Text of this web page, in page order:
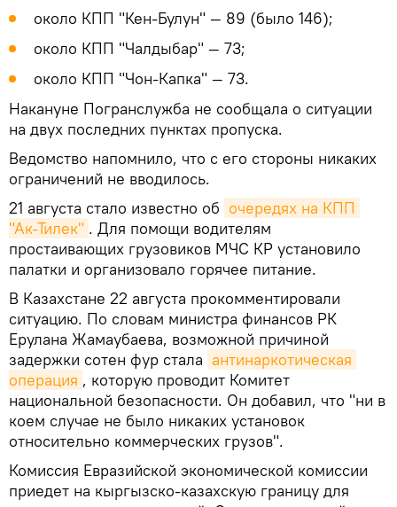
около КПП "Кен-Булун" — 89 (было 146);
около КПП "Чалдыбар" — 73;
около КПП "Чон-Капка" — 73.
Накануне Погранслужба не сообщала о ситуации
на двух последних пунктах пропуска.
Ведомство напомнило, что с его стороны никаких
ограничений не вводилось.
21 августа стало известно об очередях на КПП
"Ак-Тилек" . Для помощи водителям
простаивающих грузовиков МЧС КР установило
палатки и организовало горячее питание.
В Казахстане 22 августа прокомментировали
ситуацию. По словам министра финансов РК
Ерулана Жамаубаева, возможной причиной
задержки сотен фур стала антинаркотическая
операция , которую проводит Комитет
национальной безопасности. Он добавил, что "ни в
коем случае не было никаких установок
относительно коммерческих грузов".
Комиссия Евразийской экономической комиссии
приедет на кыргызско-казахскую границу для